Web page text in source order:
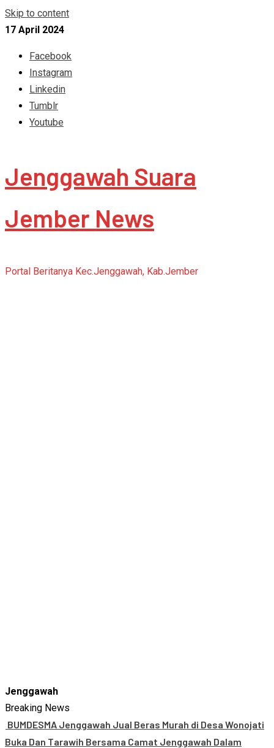
Skip to content
17 April 2024
Facebook
Instagram
Linkedin
Tumblr
Youtube
Jenggawah Suara
Jember News
Portal Beritanya Kec.Jenggawah, Kab.Jember
Jenggawah
Breaking News
BUMDESMA Jenggawah Jual Beras Murah di Desa Wonojati
Buka Dan Tarawih Bersama Camat Jenggawah Dalam